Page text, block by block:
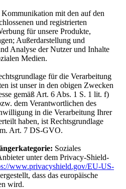
Kommunikation mit den auf den
und registrierten
für unsere Produkte,
Außerdarstellung und
Analyse der Nutzer und Inhalte
Medien.
für die Verarbeitung
ist unser in den obigen Zwecken
gemäß Art. 6 Abs. 1 S. 1 lit. f)
dem Verantwortlichen des
in die Verarbeitung Ihrer
haben, ist Rechtsgrundlage
Art. 7 DS-GVO.
Soziales
unter dem Privacy-Shield-
www.privacyshield.gov/EU-US-
dass das europäische
wird.